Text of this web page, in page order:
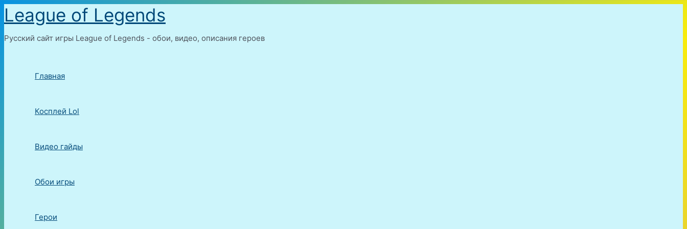
Перейти
к
содержимому
League of Legends
Русский сайт игры League of Legends - обои, видео, описания героев
Главная
Косплей Lol
Видео гайды
Обои игры
Герои